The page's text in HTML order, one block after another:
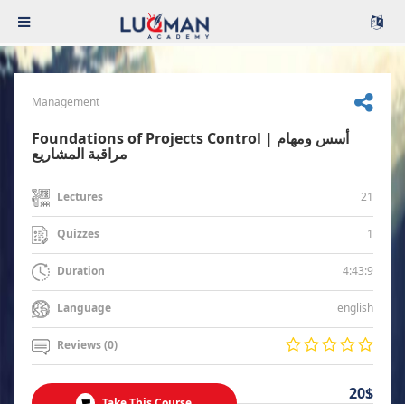
Management
Foundations of Projects Control | أسس ومهام
مراقبة المشاريع
Lectures 21
Quizzes 1
Duration 4:43:9
Language english
Reviews (0)
20$